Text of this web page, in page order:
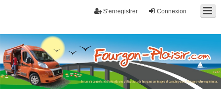
Connexion
S’enregistrer
Fourgon-plaisir.com
Forum de conseils et d'entraide des utilisateurs de fourgons, fourgons
aménagés, vans et de camping-car. Partagez votre expérience.